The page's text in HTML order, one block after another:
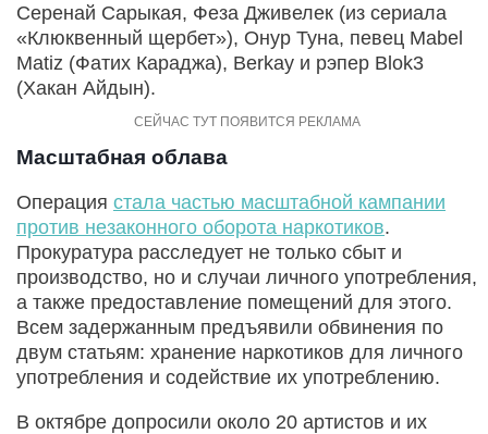
Серенай Сарыкая, Феза Дживелек (из сериала
«Клюквенный щербет»), Онур Туна, певец Mabel
Matiz (Фатих Караджа), Berkay и рэпер Blok3
(Хакан Айдын).
Масштабная облава
Операция стала частью масштабной кампании
против незаконного оборота наркотиков.
Прокуратура расследует не только сбыт и
производство, но и случаи личного употребления,
а также предоставление помещений для этого.
Всем задержанным предъявили обвинения по
двум статьям: хранение наркотиков для личного
употребления и содействие их употреблению.
В октябре допросили около 20 артистов и их